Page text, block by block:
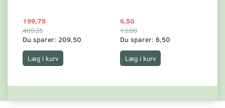
199,75
409,25
Du sparer: 209,50
Læg i kurv
6,50
13,00
Du sparer: 6,50
Læg i kurv